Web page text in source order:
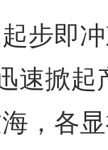
步即冲
速掀起
，各